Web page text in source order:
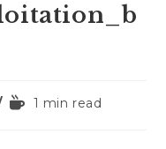
Temps1 min read